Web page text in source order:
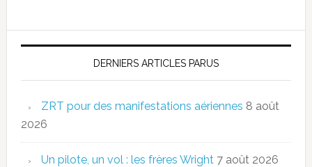
DERNIERS ARTICLES PARUS
ZRT pour des manifestations aériennes 8 août
2026
Un pilote, un vol : les frères Wright 7 août 2026